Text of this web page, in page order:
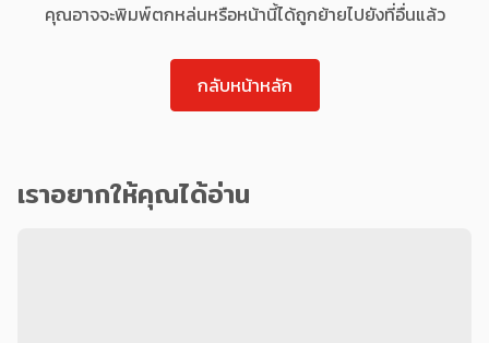
คุณอาจจะพิมพ์ตกหล่นหรือหน้านี้ได้ถูกย้ายไปยังที่อื่นแล้ว
กลับหน้าหลัก
เราอยากให้คุณได้อ่าน